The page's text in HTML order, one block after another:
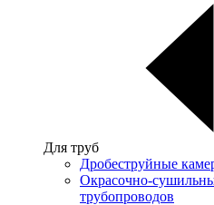
Для труб
Дробеструйные
Окрасочно-
трубопроводов